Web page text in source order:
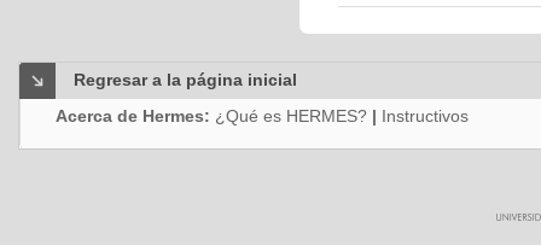
Regresar a la página inicial
Acerca de Hermes: ¿Qué es HERMES? | Instructivos